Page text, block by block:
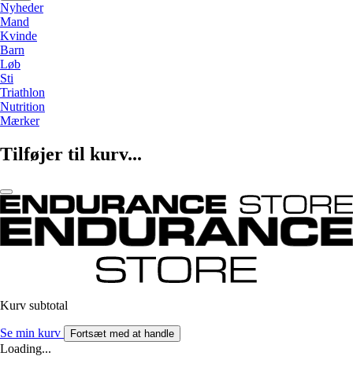
Nyheder
Mand
Kvinde
Barn
Løb
Sti
Triathlon
Nutrition
Mærker
Tilføjer til kurv...
Kurv subtotal
Se min kurv Fortsæt med at handle
Loading...